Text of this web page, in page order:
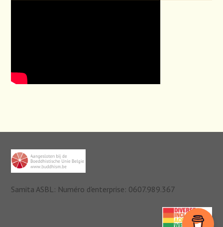
Samita ASBL: Numéro d'enterprise: 0607.989.367